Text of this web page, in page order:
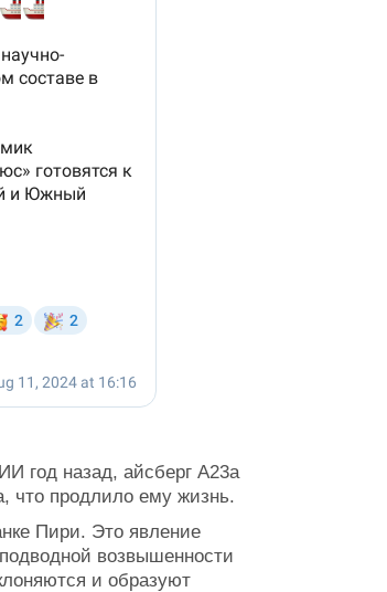
год назад, айсберг А23а
что продлило ему жизнь.
Пири. Это явление
возвышенности
и образуют